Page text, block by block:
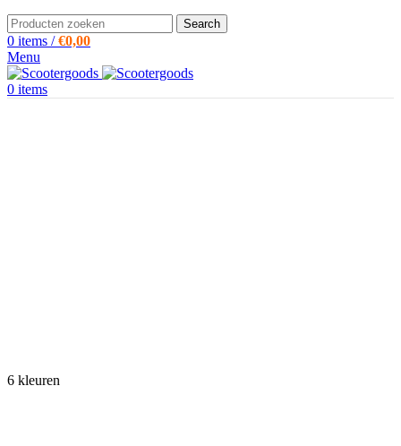
Search
0 items / €0,00
Menu
0 items
6 kleuren